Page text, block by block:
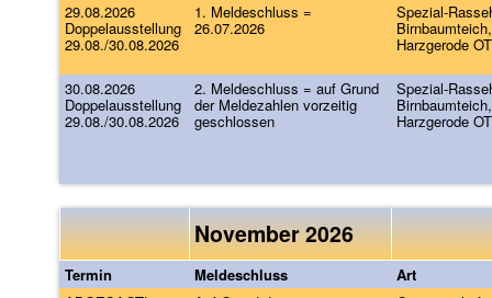
29.08.2026
Doppelausstellung
29.08./30.08.2026
1. Meldeschluss =
26.07.2026
Spezial-
Harzgerode
30.08.2026
Doppelausstellung
29.08./30.08.2026
2. Meldeschluss = auf Grund
der Meldezahlen vorzeitig
geschlossen
Spezial-
Harzgerode
November 2026
Termin Meldeschluss
Art